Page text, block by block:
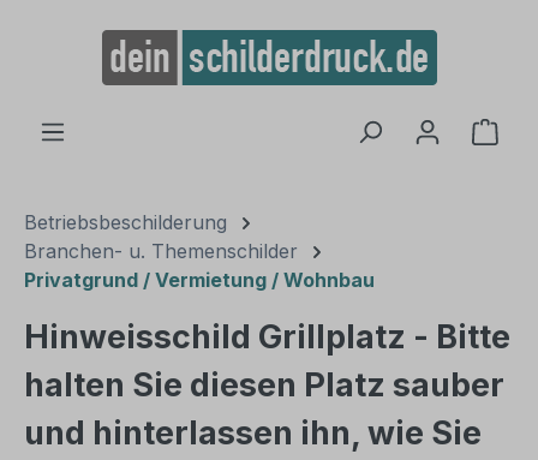
springen
Betriebsbeschilderung
Branchen- u. Themenschilder
Privatgrund / Vermietung / Wohnbau
Hinweisschild Grillplatz - Bitte
halten Sie diesen Platz sauber
und hinterlassen ihn, wie Sie